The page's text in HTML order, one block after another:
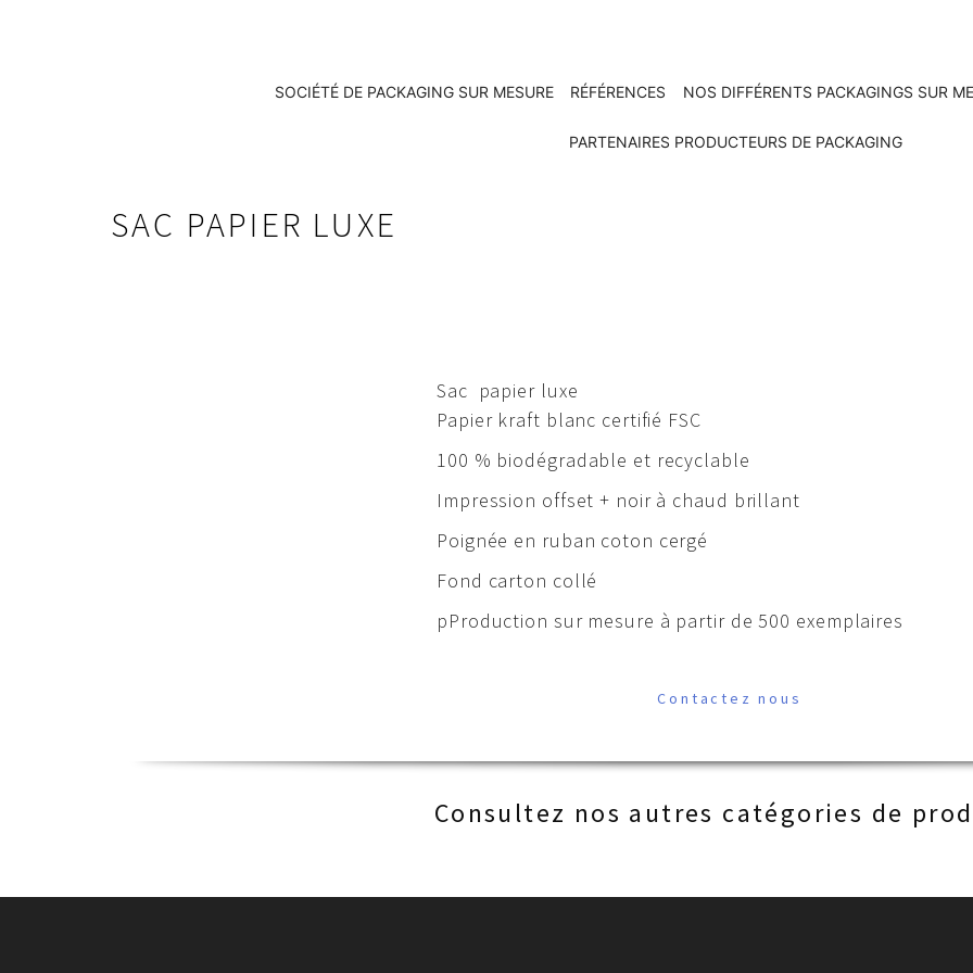
SOCIÉTÉ DE PACKAGING SUR MESURE RÉFÉRENCES NOS DIFFÉRENTS PACKAGINGS SUR
PARTENAIRES PRODUCTEURS DE PACKAGING
SAC PAPIER LUXE
Sac papier luxe
Papier kraft blanc certifié FSC
100 % biodégradable et recyclable
Impression offset + noir à chaud brillant
Poignée en ruban coton cergé
Fond carton collé
pProduction sur mesure à partir de 500 exemplaires
Contactez nous
Consultez nos autres catégories de